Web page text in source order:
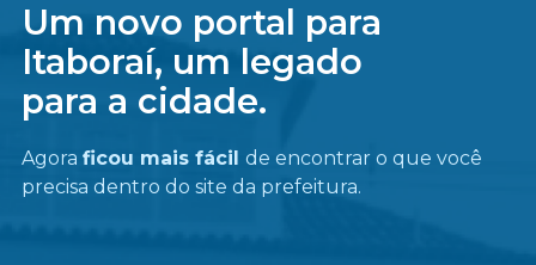
Um novo portal para
Itaboraí, um legado
para a cidade.
Agora ficou mais fácil de encontrar o que você
precisa dentro do site da prefeitura.